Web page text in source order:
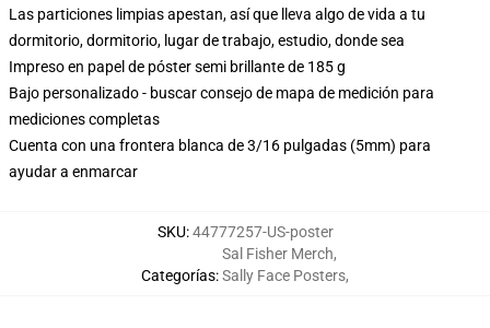
Las particiones limpias apestan, así que lleva algo de vida a tu
dormitorio, dormitorio, lugar de trabajo, estudio, donde sea
Impreso en papel de póster semi brillante de 185 g
Bajo personalizado - buscar consejo de mapa de medición para
mediciones completas
Cuenta con una frontera blanca de 3/16 pulgadas (5mm) para
ayudar a enmarcar
SKU:44777257-US-poster
Categorías:
Sal Fisher Merch,
Sally Face Posters,